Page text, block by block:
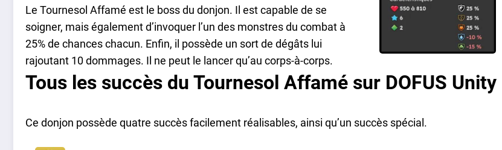
Le Tournesol Affamé est le boss du donjon. Il est capable de se
soigner, mais également d’invoquer l’un des monstres du combat à
25% de chances chacun. Enfin, il possède un sort de dégâts lui
rajoutant 10 dommages. Il ne peut le lancer qu’au corps-à-corps.
Tous les succès du Tournesol Affamé sur DOFUS Unity
Ce donjon possède quatre succès facilement réalisables, ainsi qu’un succès spécial.